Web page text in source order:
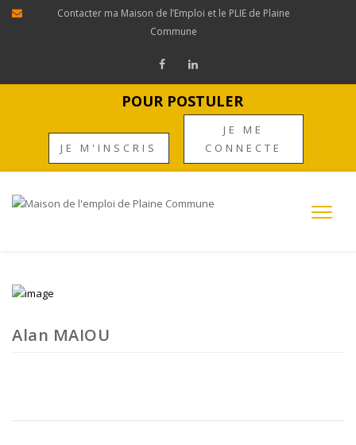
Contacter ma Maison de l’Emploi et le PLIE de Plaine
Commune
POUR POSTULER
JE M'INSCRIS
JE ME
CONNECTE
Alan MAIOU